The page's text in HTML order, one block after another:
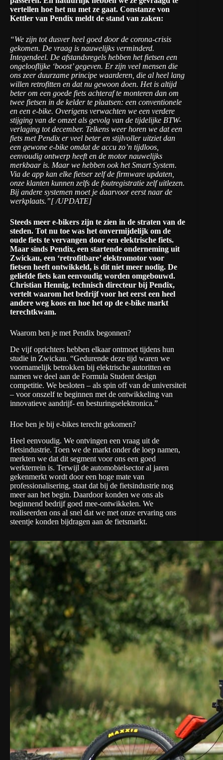
vertellen hoe het nu met ze gaat. Constanze von
Kettler van Pendix meldt de stand van zaken:
“We zijn tot dusver heel goed door de corona-crisis
gekomen. De vraag is nauwelijks verminderd.
Integendeel. De afstandsregels hebben het fietsen een
ongelooflijke ‘boost’ gegeven. Er zijn veel mensen die
ons zeer duurzame principe waarderen, die al heel lang
willen retrofitten en dat nu gewoon doen. Het is altijd
beter om een goede fiets achteraf te monteren dan om
twee fietsen in de kelder te plaatsen: een conventionele
en een e-bike. Overigens verwachten we een verdere
stijging van de omzet als gevolg van de tijdelijke BTW-
verlaging tot december. Telkens weer horen we dat een
fiets met Pendix er veel beter en stijlvoller uitziet dan
een gewone e-bike omdat de accu zo’n tijdloos,
eenvoudig ontwerp heeft en de motor nauwelijks
merkbaar is. Maar we hebben ook het Smart System.
Via de app kan elke fietser zelf de firmware updaten,
onze klanten kunnen zelfs de foutregistratie zelf uitlezen.
Bij andere systemen moet je daarvoor eerst naar de
werkplaats.”[ /UPDATE]
Steeds meer e-bikers zijn te zien in de straten van de
steden. Tot nu toe was het onvermijdelijk om de
oude fiets te vervangen door een elektrische fiets.
Maar sinds Pendix, een startende onderneming uit
Zwickau, een ‘retrofitbare’ elektromotor voor
fietsen heeft ontwikkeld, is dit niet meer nodig. De
geliefde fiets kan eenvoudig worden omgebouwd.
Christian Hennig, technisch directeur bij Pendix,
vertelt waarom het bedrijf voor het eerst een heel
andere weg koos en hoe het op de e-bike markt
terechtkwam.
Waarom ben je met Pendix begonnen?
De vijf oprichters hebben elkaar ontmoet tijdens hun
studie in Zwickau. “Gedurende deze tijd waren we
voornamelijk betrokken bij elektrische autoritten en
namen we deel aan de Formula Student design
competitie. We besloten – als spin off van de universiteit
– voor onszelf te beginnen met de ontwikkeling van
innovatieve aandrijf- en besturingselektronica.”
Hoe ben je bij e-bikes terecht gekomen?
Heel eenvoudig. We ontvingen een vraag uit de
fietsindustrie. Toen we de markt onder de loep namen,
merkten we dat dit segment voor ons een goed
werkterrein is. Terwijl de automobielsector al jaren
gekenmerkt wordt door een hoge mate van
professionalisering, staat dat bij de fietsindustrie nog
meer aan het begin. Daardoor konden we ons als
beginnend bedrijf goed mee-ontwikkelen. We
realiseerden ons al snel dat we met onze ervaring ons
steentje konden bijdragen aan de fietsmarkt.